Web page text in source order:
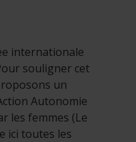
internationale
souligner cet
un
Autonomie
les femmes (Le
ici toutes les